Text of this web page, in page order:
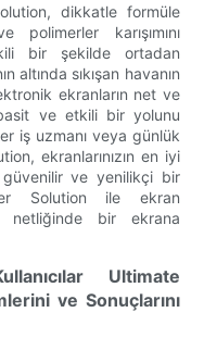
dikkatle formüle
karışımını
bir şekilde ortadan
altında sıkışan havanın
ekranların net ve
basit ve etkili bir yolunu
iş uzmanı veya günlük
ekranlarınızın en iyi
ve yenilikçi bir
Solution ile ekran
netliğinde bir ekrana
Ultimate
ve Sonuçlarını